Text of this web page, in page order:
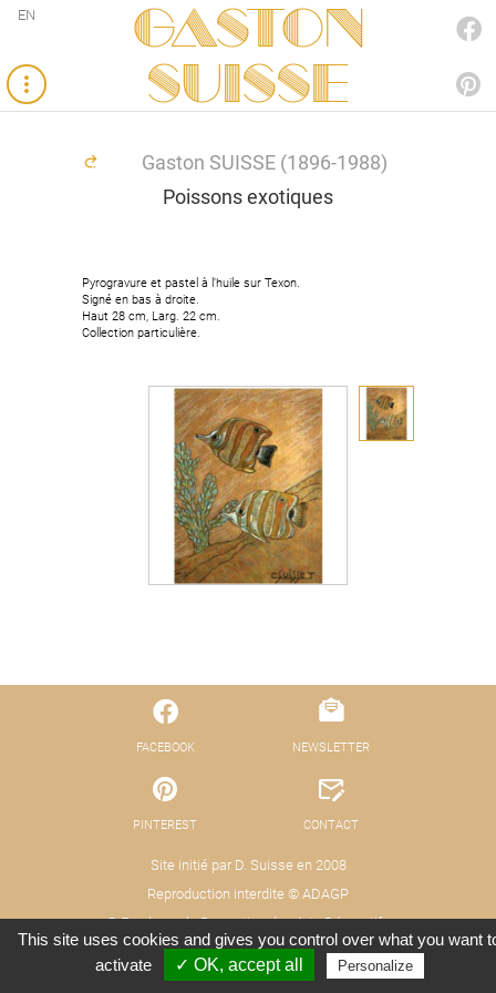
Gaston
SUISSE
EN
Gaston SUISSE (1896-1988)
Poissons exotiques
Pyrogravure et pastel à l’huile sur Texon.
Signé en bas à droite.
Haut 28 cm, Larg. 22 cm.
Collection particulière.
FACEBOOK
PINTEREST
Site initié par D. Suisse en 2008
Reproduction interdite © ADAGP
© Fond pour la Promotion des Arts Décoratifs
NEWSLETTER
CONTACT
Mentions légales - Protection des données Crédits : Xooloop Studio
This site uses cookies and gives you control over what you want
activate
✓ OK, accept all Personalize